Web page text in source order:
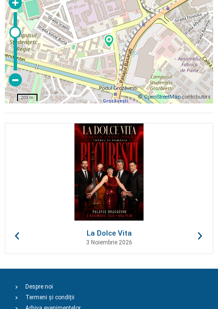
©OpenStreetMapcontributors
200 m
La Dolce Vita
3 Noiembrie 2026
Despre noi
Termeni și condiții